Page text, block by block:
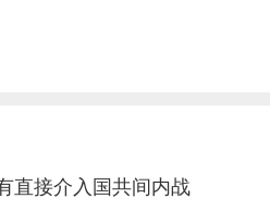
直接介入国共间内战